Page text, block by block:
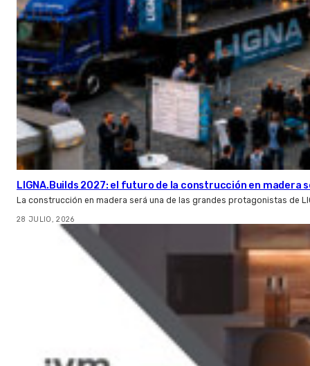
LIGNA.Builds 2027: el futuro de la construcción en madera
La construcción en madera será una de las grandes protagonistas de
28 JULIO, 2026